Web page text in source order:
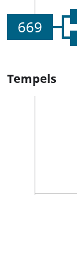
669
Tempels